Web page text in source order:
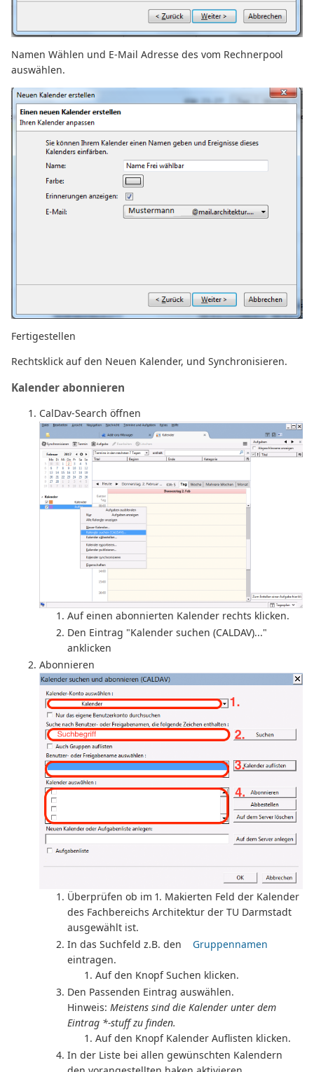
Namen Wählen und E-Mail Adresse des vom Rechnerpool
auswählen.
Fertigestellen
Rechtsklick auf den Neuen Kalender, und Synchronisieren.
Kalender abonnieren
CalDav-Search öffnen
Auf einen abonnierten Kalender rechts klicken.
Den Eintrag "Kalender suchen (CALDAV)..."
anklicken
Abonnieren
Überprüfen ob im 1. Makierten Feld der Kalender
des Fachbereichs Architektur der TU Darmstadt
ausgewählt ist.
In das Suchfeld z.B. den
Gruppennamen
eintragen.
Auf den Knopf Suchen klicken.
Den Passenden Eintrag auswählen.
Hinweis: Meistens sind die Kalender unter dem
Eintrag *-stuff zu finden.
Auf den Knopf Kalender Auflisten klicken.
In der Liste bei allen gewünschten Kalendern